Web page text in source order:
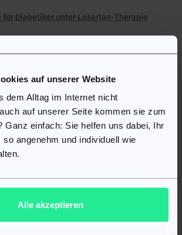
auf unserer Website
dem Alltag im Internet nicht
auf unserer Seite kommen sie zum
Ganz einfach: Sie helfen uns dabei, Ihr
angenehm und individuell wie
Alle akzeptieren
für Diabetiker unter Losartan-Therapie
den Kaliumspiegel erhöhen.
besonders bei gleichzeitiger Einnahme
Kaliumpräparaten.
Blutdruckmessung:Zu Beginn der Therapie
ist es wichtig, den Blutdruck
zu vermeiden.
der Nierenfunktion: Besonders bei
bestehender Nierenschädigung sollte die
frühzeitig zu erkennen.
Sport: Worauf sportlich
achten sollten